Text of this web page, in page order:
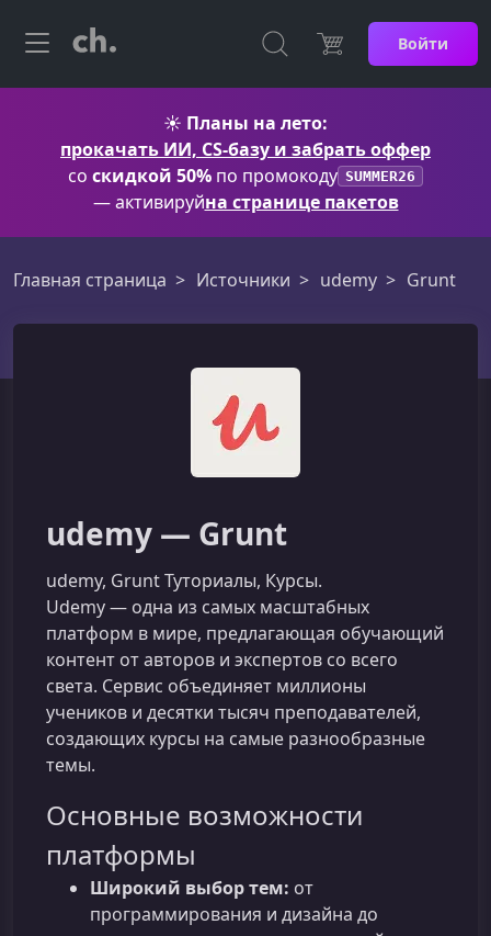
Войти
☀️ Планы на лето:
прокачать ИИ, CS-базу и забрать оффер
со скидкой 50% по промокоду SUMMER26
— активируйна странице пакетов
Главная страница Источники udemy Grunt
udemy — Grunt
udemy, Grunt Туториалы, Курсы.
Udemy — одна из самых масштабных
платформ в мире, предлагающая обучающий
контент от авторов и экспертов со всего
света. Сервис объединяет миллионы
учеников и десятки тысяч преподавателей,
создающих курсы на самые разнообразные
темы.
Основные возможности
платформы
Широкий выбор тем: от
программирования и дизайна до